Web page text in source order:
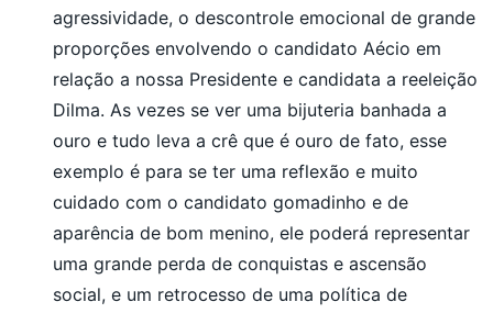
agressividade, o descontrole emocional de grande
proporções envolvendo o candidato Aécio em
relação a nossa Presidente e candidata a reeleição
Dilma. As vezes se ver uma bijuteria banhada a
ouro e tudo leva a crê que é ouro de fato, esse
exemplo é para se ter uma reflexão e muito
cuidado com o candidato gomadinho e de
aparência de bom menino, ele poderá representar
uma grande perda de conquistas e ascensão
social, e um retrocesso de uma política de